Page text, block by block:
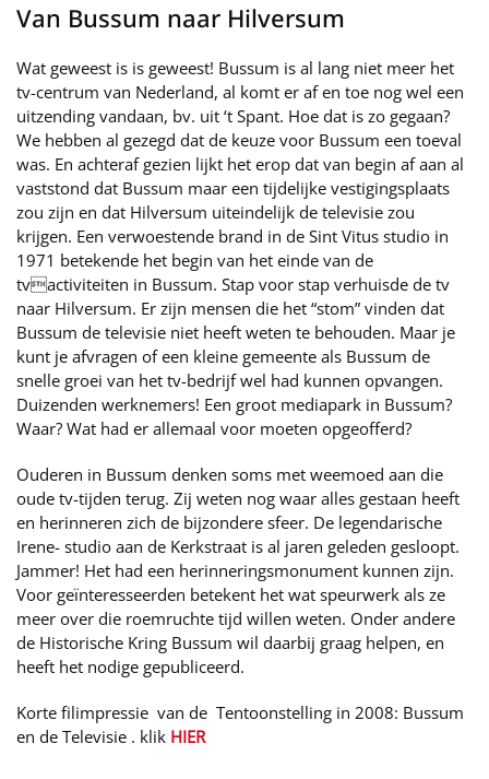
Van Bussum naar Hilversum
Wat geweest is is geweest! Bussum is al lang niet meer het
tv-centrum van Nederland, al komt er af en toe nog wel een
uitzending vandaan, bv. uit ‘t Spant. Hoe dat is zo gegaan?
We hebben al gezegd dat de keuze voor Bussum een toeval
was. En achteraf gezien lijkt het erop dat van begin af aan al
vaststond dat Bussum maar een tijdelijke vestigingsplaats
zou zijn en dat Hilversum uiteindelijk de televisie zou
krijgen. Een verwoestende brand in de Sint Vitus studio in
1971 betekende het begin van het einde van de
tvactiviteiten in Bussum. Stap voor stap verhuisde de tv
naar Hilversum. Er zijn mensen die het “stom” vinden dat
Bussum de televisie niet heeft weten te behouden. Maar je
kunt je afvragen of een kleine gemeente als Bussum de
snelle groei van het tv-bedrijf wel had kunnen opvangen.
Duizenden werknemers! Een groot mediapark in Bussum?
Waar? Wat had er allemaal voor moeten opgeofferd?
Ouderen in Bussum denken soms met weemoed aan die
oude tv-tijden terug. Zij weten nog waar alles gestaan heeft
en herinneren zich de bijzondere sfeer. De legendarische
Irene- studio aan de Kerkstraat is al jaren geleden gesloopt.
Jammer! Het had een herinneringsmonument kunnen zijn.
Voor geïnteresseerden betekent het wat speurwerk als ze
meer over die roemruchte tijd willen weten. Onder andere
de Historische Kring Bussum wil daarbij graag helpen, en
heeft het nodige gepubliceerd.
Korte filimpressie van de Tentoonstelling in 2008: Bussum
en de Televisie . klik HIER